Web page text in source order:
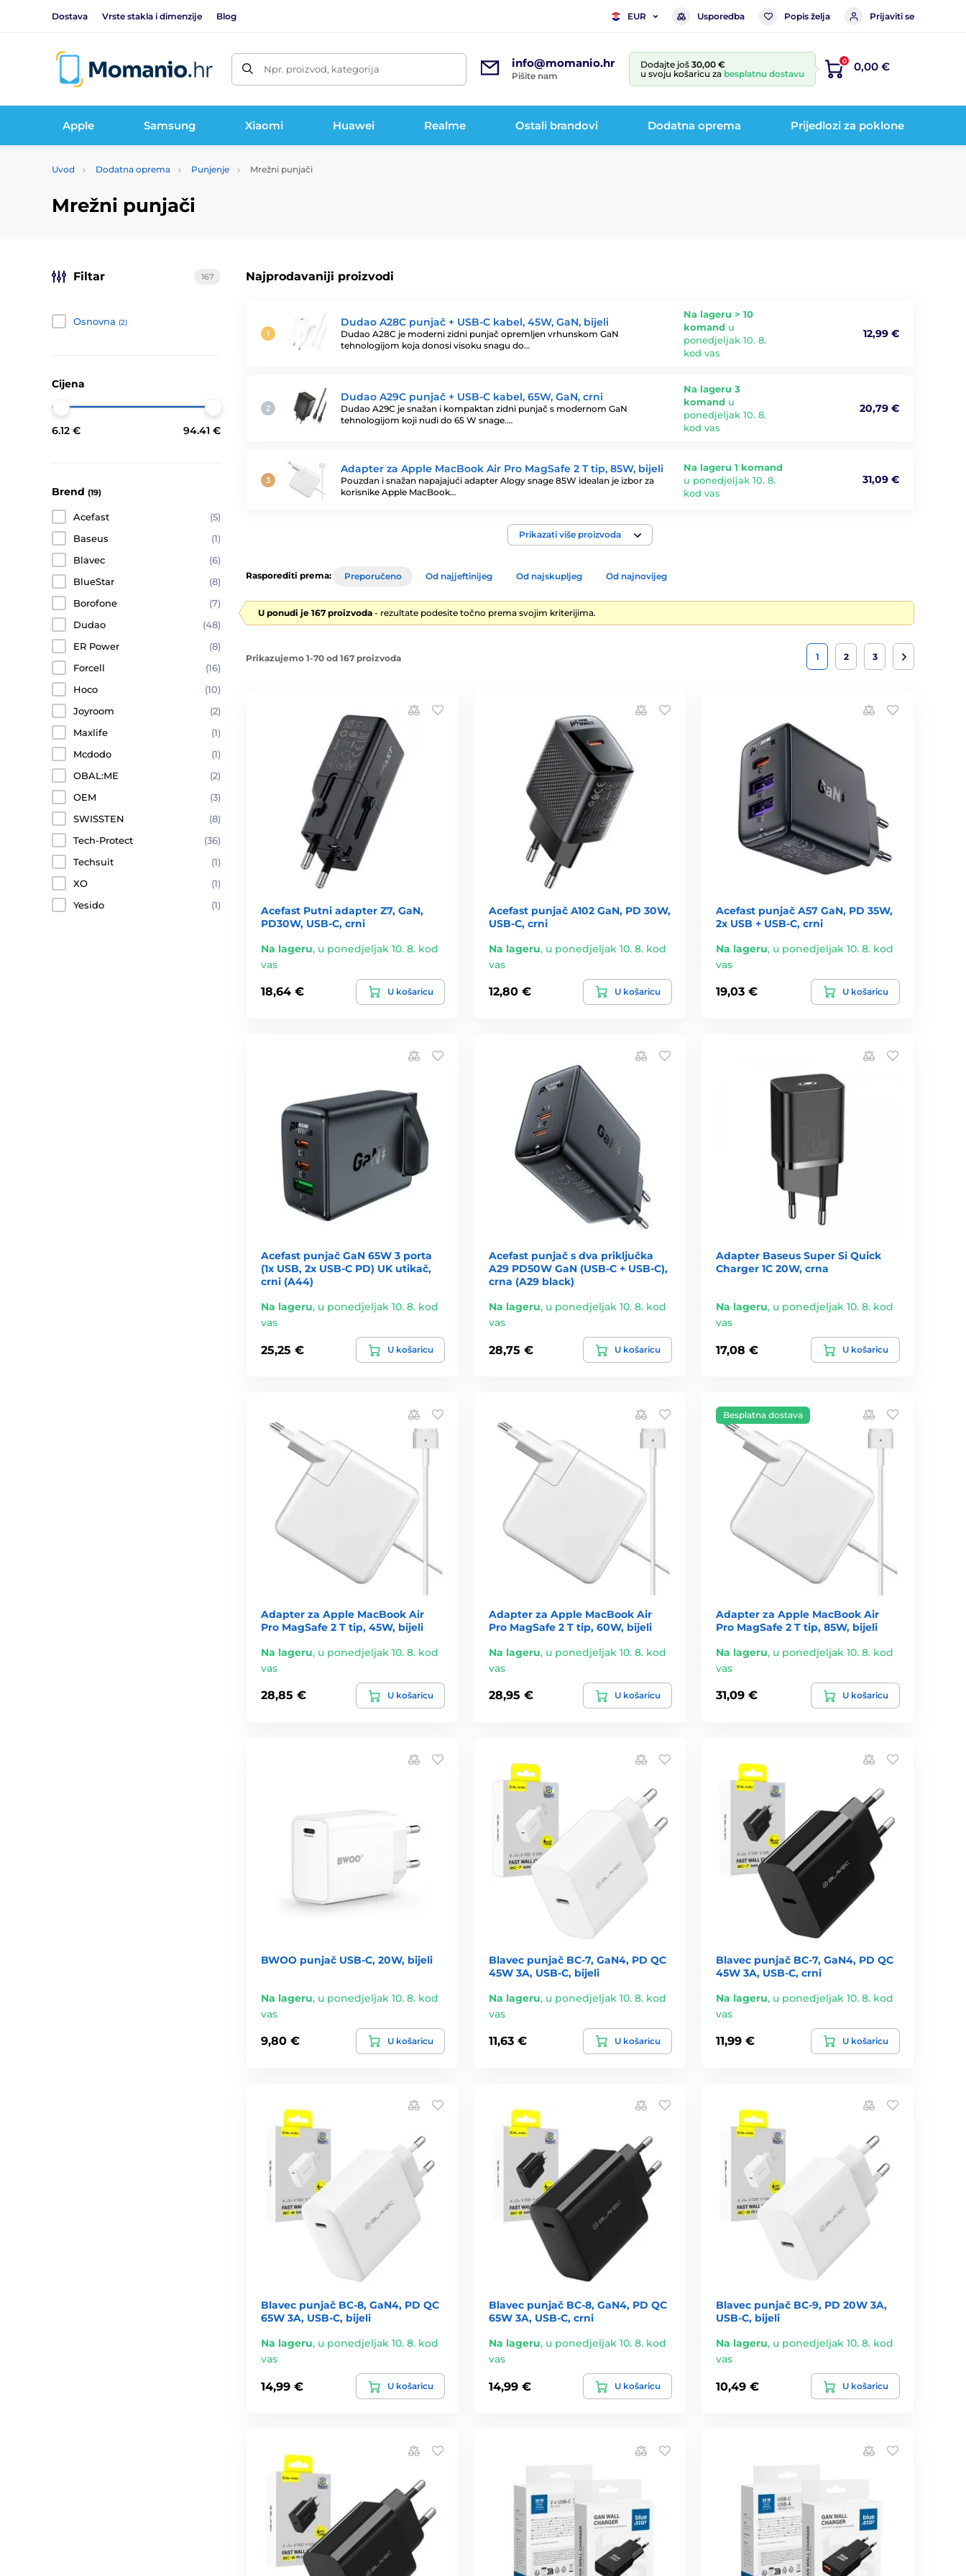
Dostava Vrste stakla i dimenzije Blog EUR Usporedba Popis želja Prijaviti se
Npr. proizvod, kategorija info@momanio.hr
Pišite nam
Dodajte još 30,00 €
u svoju košaricu za besplatnu dostavu
0 0,00 €
Apple Samsung Xiaomi Huawei Realme Ostali brandovi Dodatna oprema Prijedlozi za poklone
Uvod Dodatna oprema Punjenje Mrežni punjači
Mrežni punjači
Najprodavaniji proizvodi
Dudao A28C punjač + USB-C kabel, 45W, GaN, bijeli
Dudao A28C je moderni zidni punjač opremljen vrhunskom GaN
tehnologijom koja donosi visoku snagu do…
Na lageru > 10
komand u
ponedjeljak 10. 8.
kod vas
12,99 €
Dudao A29C punjač + USB-C kabel, 65W, GaN, crni
Dudao A29C je snažan i kompaktan zidni punjač s modernom GaN
tehnologijom koji nudi do 65 W snage.…
Na lageru 3
komand u
ponedjeljak 10. 8.
kod vas
20,79 €
Adapter za Apple MacBook Air Pro MagSafe 2 T tip, 85W, bijeli
Pouzdan i snažan napajajući adapter Alogy snage 85W idealan je izbor za
korisnike Apple MacBook…
Na lageru 1 komand
u ponedjeljak 10. 8.
kod vas
31,09 €
Prikazati više proizvoda
Filtar 167
Osnovna (2)
Cijena
6.12 € 94.41 €
Brend (19)
Acefast
(5)
Baseus
(1)
Blavec
(6)
BlueStar
(8)
Borofone
(7)
Dudao
(48)
ER Power
(8)
Forcell
(16)
Hoco
(10)
Joyroom
(2)
Maxlife
(1)
Mcdodo
(1)
OBAL:ME
(2)
OEM
(3)
SWISSTEN
(8)
Tech-Protect
(36)
Techsuit
(1)
XO
(1)
Yesido
(1)
Rasporediti prema: Preporučeno Od najjeftinijeg Od najskupljeg Od najnovijeg
U ponudi je 167 proizvoda - rezultate podesite točno prema svojim kriterijima.
Prikazujemo 1-70 od 167 proizvoda 1 2 3
Acefast Putni adapter Z7, GaN,
PD30W, USB-C, crni
Na lageru, u ponedjeljak 10. 8. kod
vas
18,64 € U košaricu
Acefast punjač A102 GaN, PD 30W,
USB-C, crni
Na lageru, u ponedjeljak 10. 8. kod
vas
12,80 € U košaricu
Acefast punjač A57 GaN, PD 35W,
2x USB + USB-C, crni
Na lageru, u ponedjeljak 10. 8. kod
vas
19,03 € U košaricu
Acefast punjač GaN 65W 3 porta
(1x USB, 2x USB-C PD) UK utikač,
crni (A44)
Na lageru, u ponedjeljak 10. 8. kod
vas
25,25 € U košaricu
Acefast punjač s dva priključka
A29 PD50W GaN (USB-C + USB-C),
crna (A29 black)
Na lageru, u ponedjeljak 10. 8. kod
vas
28,75 € U košaricu
Adapter Baseus Super Si Quick
Charger 1C 20W, crna
Na lageru, u ponedjeljak 10. 8. kod
vas
17,08 € U košaricu
Adapter za Apple MacBook Air
Pro MagSafe 2 T tip, 45W, bijeli
Na lageru, u ponedjeljak 10. 8. kod
vas
28,85 € U košaricu
Adapter za Apple MacBook Air
Pro MagSafe 2 T tip, 60W, bijeli
Na lageru, u ponedjeljak 10. 8. kod
vas
28,95 € U košaricu
Besplatna dostava
Adapter za Apple MacBook Air
Pro MagSafe 2 T tip, 85W, bijeli
Na lageru, u ponedjeljak 10. 8. kod
vas
31,09 € U košaricu
BWOO punjač USB-C, 20W, bijeli
Na lageru, u ponedjeljak 10. 8. kod
vas
9,80 € U košaricu
Blavec punjač BC-7, GaN4, PD QC
45W 3A, USB-C, bijeli
Na lageru, u ponedjeljak 10. 8. kod
vas
11,63 € U košaricu
Blavec punjač BC-7, GaN4, PD QC
45W 3A, USB-C, crni
Na lageru, u ponedjeljak 10. 8. kod
vas
11,99 € U košaricu
Blavec punjač BC-8, GaN4, PD QC
65W 3A, USB-C, bijeli
Na lageru, u ponedjeljak 10. 8. kod
vas
14,99 € U košaricu
Blavec punjač BC-8, GaN4, PD QC
65W 3A, USB-C, crni
Na lageru, u ponedjeljak 10. 8. kod
vas
14,99 € U košaricu
Blavec punjač BC-9, PD 20W 3A,
USB-C, bijeli
Na lageru, u ponedjeljak 10. 8. kod
vas
10,49 € U košaricu